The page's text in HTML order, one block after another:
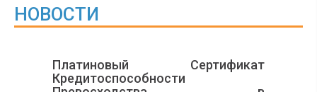
НОВОСТИ
Платиновый Сертификат
Кредитоспособности